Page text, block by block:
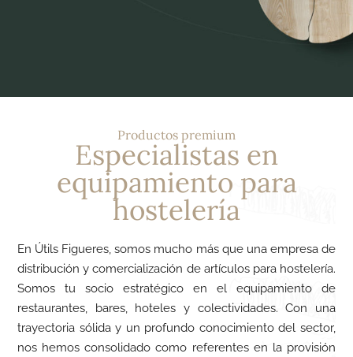
Productos premium
Especialistas en
equipamiento para
hostelería
En Útils Figueres, somos mucho más que una empresa de
distribución y comercialización de artículos para hostelería.
Somos tu socio estratégico en el equipamiento de
restaurantes, bares, hoteles y colectividades. Con una
trayectoria sólida y un profundo conocimiento del sector,
nos hemos consolidado como referentes en la provisión